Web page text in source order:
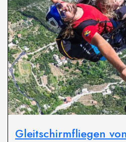
Gleitschirmfliegen